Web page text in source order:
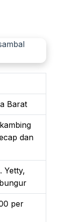
Barat
dan
Yetty,
per